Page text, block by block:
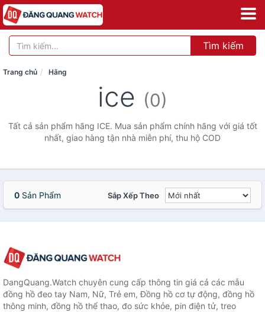
Tìm kiếm
Trang chủ Hãng
ice (0)
Tất cả sản phẩm hãng ICE. Mua sản phẩm chính hãng với giá tốt
nhất, giao hàng tận nhà miễn phí, thu hộ COD
0 Sản Phẩm Sắp Xếp Theo
DangQuang.Watch chuyên cung cấp thông tin giá cả các mẫu
đồng hồ đeo tay Nam, Nữ, Trẻ em, Đồng hồ cơ tự động, đồng hồ
thông minh, đồng hồ thể thao, đo sức khỏe, pin điện tử, treo